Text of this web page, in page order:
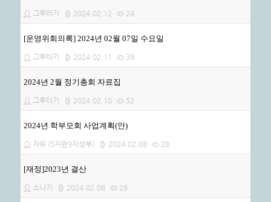
그루터기 2024.02.12 24
[운영위회의록] 2024년 02월 07일 수요일
그루터기 2024.02.11 39
2024년 2월 정기총회 자료집
그루터기 2024.02.10 52
2024년 학부모회 사업계획(안)
자유 (5지완3지성부) 2024.02.08 28
[재정]2023년 결산
소나기 2024.02.08 28